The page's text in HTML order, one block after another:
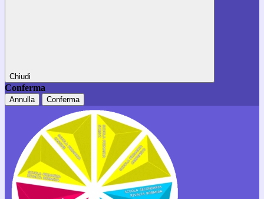
Chiudi
Conferma
Annulla Conferma